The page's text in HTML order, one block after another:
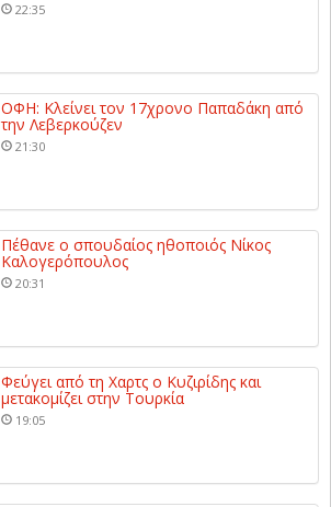
22:35
ΟΦΗ: Κλείνει τον 17χρονο Παπαδάκη από
την Λεβερκούζεν
21:30
Πέθανε ο σπουδαίος ηθοποιός Νίκος
Καλογερόπουλος
20:31
Φεύγει από τη Χαρτς ο Κυζιρίδης και
μετακομίζει στην Τουρκία
19:05